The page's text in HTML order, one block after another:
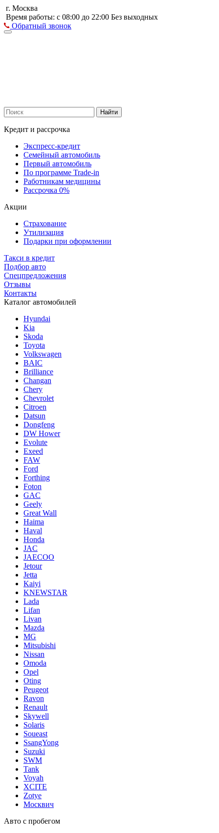
г. Москва
Время работы: с 08:00 до 22:00 Без выходных
Обратный звонок
Найти
Кредит и рассрочка
Экспресс-кредит
Семейный автомобиль
Первый автомобиль
По программе Trade-in
Работникам медицины
Рассрочка 0%
Акции
Страхование
Утилизация
Подарки при оформлении
Такси в кредит
Подбор авто
Спецпредложения
Отзывы
Контакты
Каталог автомобилей
Hyundai
Kia
Skoda
Toyota
Volkswagen
BAIC
Brilliance
Changan
Chery
Chevrolet
Citroen
Datsun
Dongfeng
DW Hower
Evolute
Exeed
FAW
Ford
Forthing
Foton
GAC
Geely
Great Wall
Haima
Haval
Honda
JAC
JAECOO
Jetour
Jetta
Kaiyi
KNEWSTAR
Lada
Lifan
Livan
Mazda
MG
Mitsubishi
Nissan
Omoda
Opel
Oting
Peugeot
Ravon
Renault
Skywell
Solaris
Soueast
SsangYong
Suzuki
SWM
Tank
Voyah
XCITE
Zotye
Москвич
Авто с пробегом